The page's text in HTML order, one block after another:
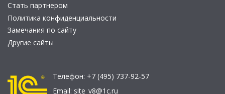
Стать партнером
Политика конфиденциальности
Замечания по сайту
Другие сайты
Телефон: +7 (495) 737-92-57
Email: site_v8@1c.ru